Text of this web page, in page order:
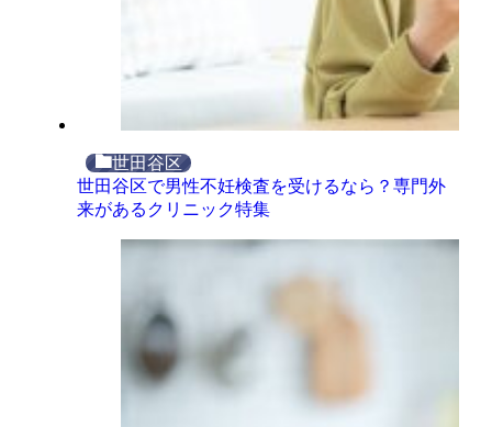
世田谷区
世田谷区で男性不妊検査を受けるなら？専門外
来があるクリニック特集